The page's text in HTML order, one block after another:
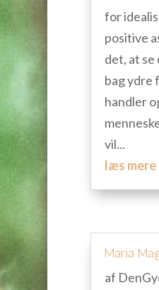
for
positive
det, at
bag ydre
handler
vil...
læs mere
Maria
af